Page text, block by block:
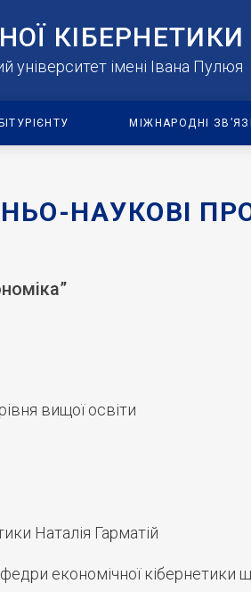
КІБЕРНЕТИКИ
університет імені Івана Пулюя
МІЖНАРОДНІ
НАУКОВІ
вищої освіти
Наталія Гарматій
економічної